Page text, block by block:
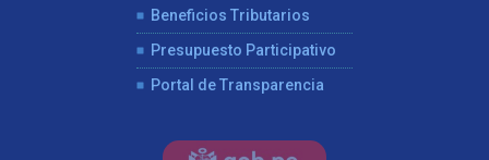
Beneficios Tributarios
Presupuesto Participativo
Portal de Transparencia